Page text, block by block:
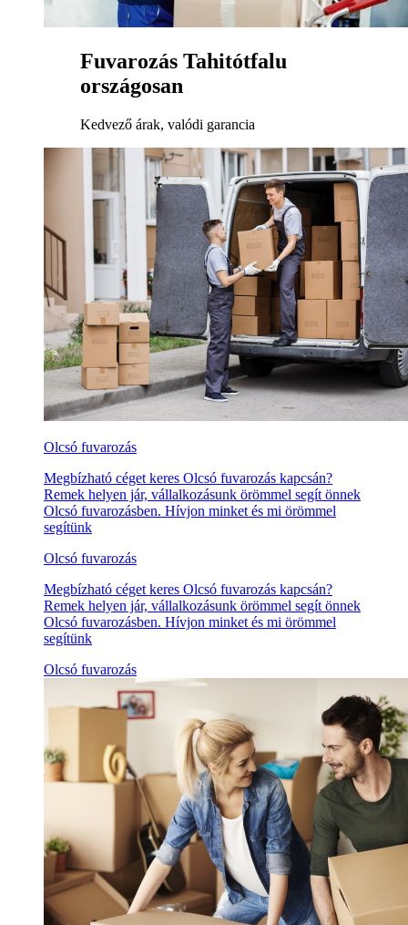
Fuvarozás Tahitótfalu
országosan
Kedvező árak, valódi garancia
Olcsó fuvarozás
Megbízható céget keres Olcsó fuvarozás kapcsán?
Remek helyen jár, vállalkozásunk örömmel segít önnek
Olcsó fuvarozásben. Hívjon minket és mi örömmel
segítünk
Olcsó fuvarozás
Megbízható céget keres Olcsó fuvarozás kapcsán?
Remek helyen jár, vállalkozásunk örömmel segít önnek
Olcsó fuvarozásben. Hívjon minket és mi örömmel
segítünk
Olcsó fuvarozás